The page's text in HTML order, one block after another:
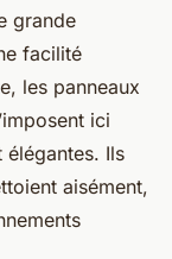
grande
facilité
les panneaux
ici
Ils
aisément,